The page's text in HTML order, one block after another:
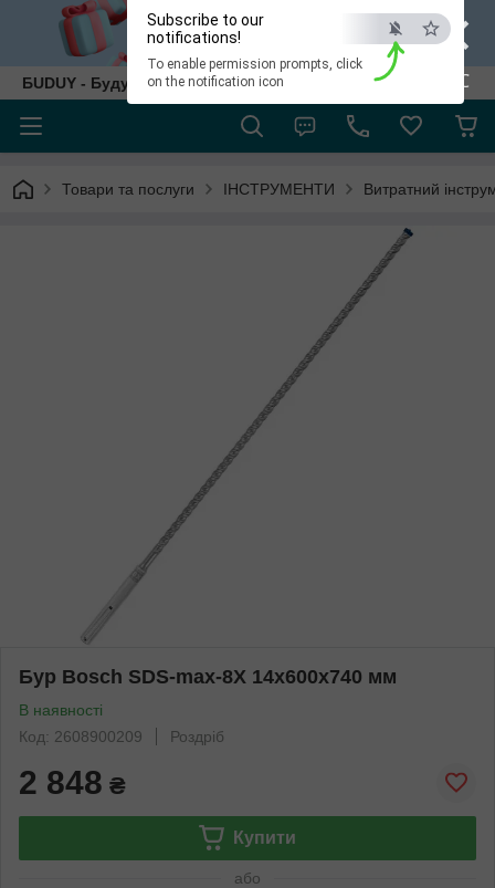
×
ESC
Subscribe to our
notifications!
To enable permission prompts, click
on the notification icon
БUDUY - Будуй як собі!
Товари та послуги ІНСТРУМЕНТИ Витратний
Бур Bosch SDS-max-8X 14x600x740 мм
В наявності
Код: 2608900209
Роздріб
2 848 ₴
Купити
або